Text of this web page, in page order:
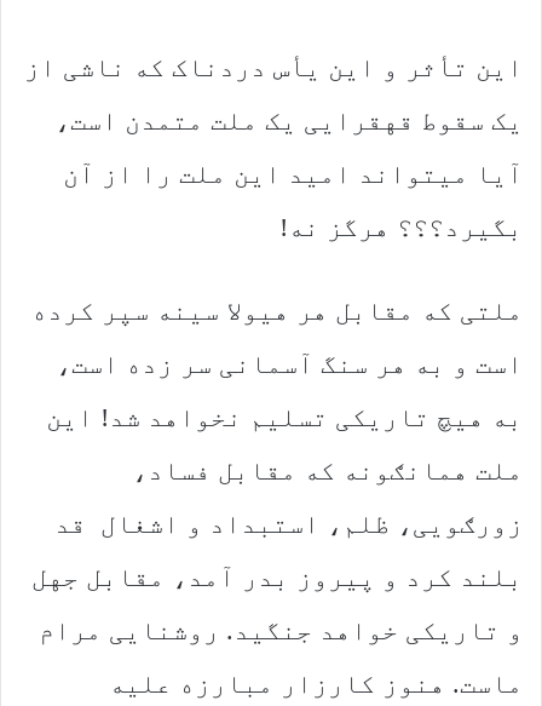
این تأثر و این یأس دردناک که ناشی از
یک سقوط قهقرایی یک ملت متمدن است،
آیا میتواند امید این ملت را از آن
بگیرد؟؟؟ هرگز نه!
ملتی که مقابل هر هیولا سینه سپر کرده
است و به هر سنگ آسمانی سر زده است،
به هیچ تاریکی تسلیم نخواهد شد! این
ملت همانګونه که مقابل فساد،
زورګویی، ظلم، استبداد و اشغال قد
بلند کرد و پیروز بدر آمد، مقابل جهل
و تاریکی خواهد جنگید. روشنایی مرام
ماست. هنوز کارزار مبارزه علیه